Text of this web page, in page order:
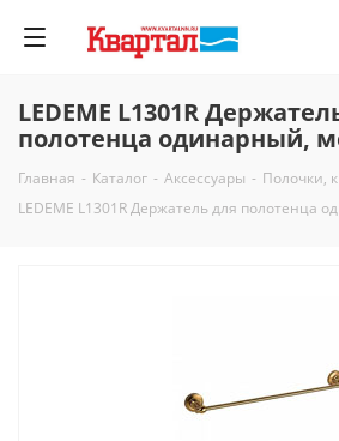
LEDEME L1301R
полотенца одинарный,
Главная - Каталог - Аксессуары - Полочки,
LEDEME L1301R Держатель для полотенца